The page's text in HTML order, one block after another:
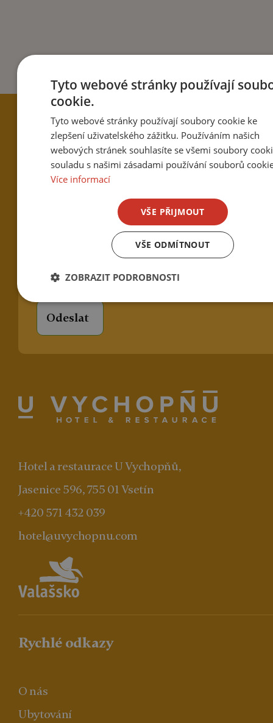
Novinky najdete na
Facebookua
Nebo se přihlaste k našemu
newsletteru
Hotel a restaurace U Vychopňů,
Jasenice 596, 755 01 Vsetín
+420 571 432 039
hotel@uvychopnu.com
Rychlé odkazy
O nás
Ubytování
Tyto webové stránky používají
cookie.
Tyto webové stránky používají soubory cookie ke
zlepšení uživatelského zážitku. Používáním našich
webových stránek souhlasíte se všemi soubory
souladu s našimi zásadami používání souborů
Více informací
VŠE PŘIJMOUT
VŠE ODMÍTNOUT
ZOBRAZIT PODROBNOSTI